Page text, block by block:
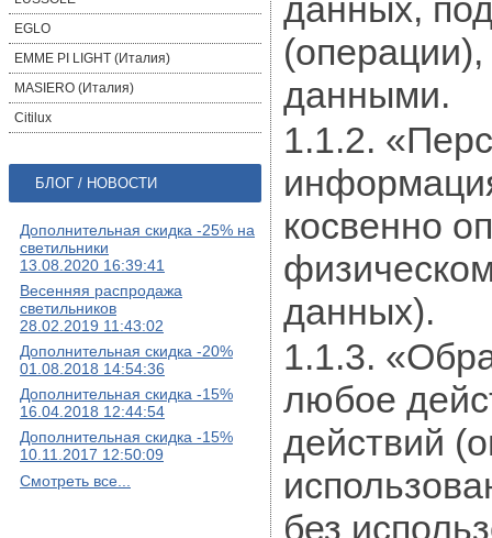
EGLO
EMME PI LIGHT (Италия)
MASIERO (Италия)
Citilux
БЛОГ / НОВОСТИ
Дополнительная скидка -25% на
светильники
13.08.2020 16:39:41
Весенняя распродажа
светильников
28.02.2019 11:43:02
Дополнительная скидка -20%
01.08.2018 14:54:36
Дополнительная скидка -15%
16.04.2018 12:44:54
Дополнительная скидка -15%
10.11.2017 12:50:09
Смотреть все...
данных,
данными.
1.1.2.
косвенно
данных).
1.1.3.
любое
действий
без